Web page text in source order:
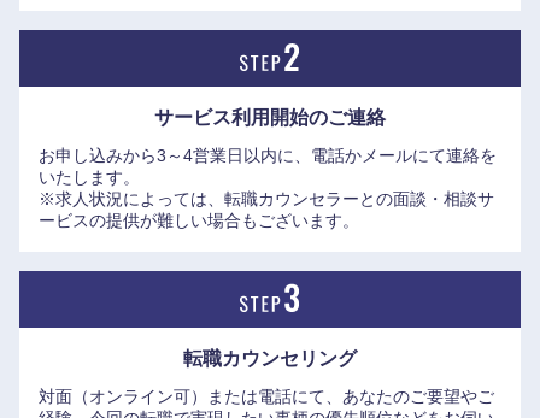
「HOMETACT」の全戸標準採用や、空港警備へのAI監視カ
メラ導入など、リアルとデジタルを融合した「スマートシテ
これら先進的な挑戦を支える強固な財務基盤は数字にも表れ
ており、2026年3月期の連結決算では、純利益が前期比
17.5%増の2,225億円を記録。次期（2027年3月期）も純利益
【三菱地所が手掛けた商業施設やオフィスビル】
大手町プレイス／大手町パークビルディング
サービス利用開始のご連絡
お申し込みから3～4営業日以内に、電話かメールにて連絡を
いたします。
※求人状況によっては、転職カウンセラーとの面談・相談サ
ービスの提供が難しい場合もございます。
転職カウンセリング
対面（オンライン可）または電話にて、あなたのご要望やご
中国・四国地方